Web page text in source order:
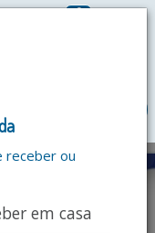
0
receber ou
em casa